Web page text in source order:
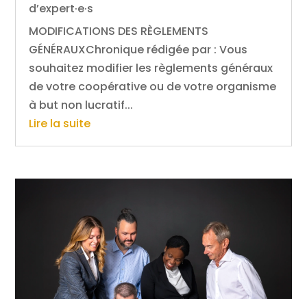
d’expert·e·s
MODIFICATIONS DES RÈGLEMENTS
GÉNÉRAUXChronique rédigée par : Vous
souhaitez modifier les règlements généraux
de votre coopérative ou de votre organisme
à but non lucratif...
Lire la suite